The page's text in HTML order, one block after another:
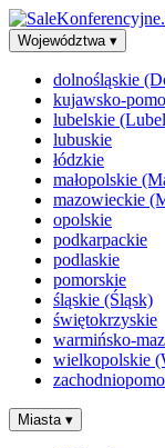
Województwa ▾
dolnośląskie
kujawsko-
lubelskie
lubuskie
łódzkie
małopolskie
mazowieckie
opolskie
podkarpackie
podlaskie
pomorskie
śląskie (Śląsk)
świętokrzyskie
warmińsko-
wielkopolskie
Miasta ▾